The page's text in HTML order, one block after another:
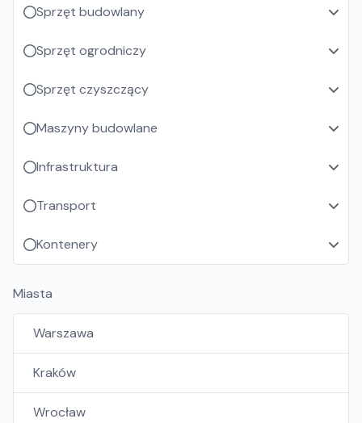
Sprzęt budowlany
Sprzęt ogrodniczy
Sprzęt czyszczący
Maszyny budowlane
Infrastruktura
Transport
Kontenery
Miasta
Warszawa
Kraków
Wrocław